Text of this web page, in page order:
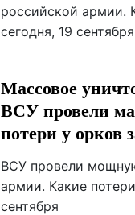
российской армии.
сегодня, 19 сентября
Массовое
ВСУ провели
потери у орков
ВСУ провели
армии. Какие
сентября